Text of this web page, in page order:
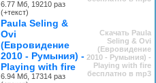
6.77 Мб, 19210 раз
(+текст)
Paula Seling &
Ovi
(Евровидение
2010 - Румыния) -
Playing with fire
6.94 Мб, 17314 раз
Скачать Paula
Seling & Ovi
(Евровидение
2010 - Румыния) -
Playing with fire
бесплатно в mp3